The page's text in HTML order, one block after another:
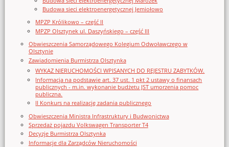
Budowa sieci elektroenergetycznej Jemiołowo
MPZP Królikowo – część II
MPZP Olsztynek ul. Daszyńskiego – część III
Obwieszczenia Samorządowego Kolegium Odwoławczego w
Olsztynie
Zawiadomienia Burmistrza Olsztynka
WYKAZ NIERUCHOMOŚCI WPISANYCH DO REJESTRU ZABYTKÓW.
Informacja na podstawie art. 37 ust. 1 pkt 2 ustawy o finansach
publicznych - m.in. wykonanie budżetu JST umorzenia pomoc
publiczna.
II Konkurs na realizację zadania publicznego
Obwieszczenia Ministra Infrastruktury i Budwonictwa
Sprzedaż pojazdu Volkswagen Transporter T4
Decyzje Burmistrza Olsztynka
Informacje dla Zarządców Nieruchomości